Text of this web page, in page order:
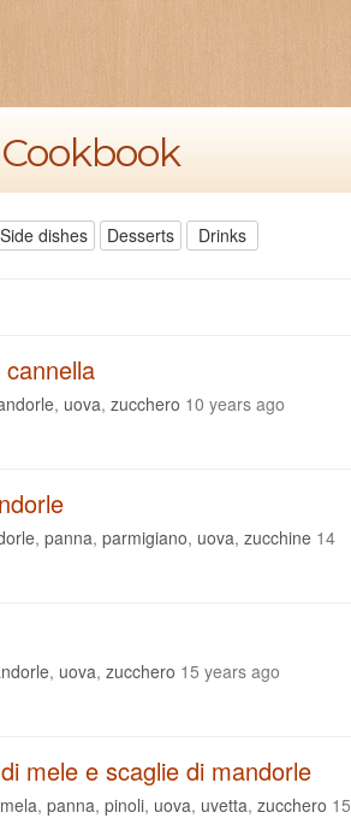
Side dishes Desserts Drinks
, uova, zucchero 10 years ago
, panna, parmigiano, uova, zucchine 14
, uova, zucchero 15 years ago
mele e scaglie di mandorle
mela, panna, pinoli, uova, uvetta, zucchero 15